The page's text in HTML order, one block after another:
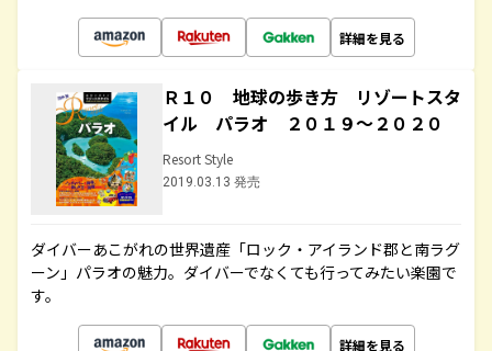
詳細を見る
Ｒ１０ 地球の歩き方 リゾートスタ
イル パラオ ２０１９～２０２０
Resort Style
2019.03.13 発売
ダイバーあこがれの世界遺産「ロック・アイランド郡と南ラグ
ーン」パラオの魅力。ダイバーでなくても行ってみたい楽園で
す。
詳細を見る